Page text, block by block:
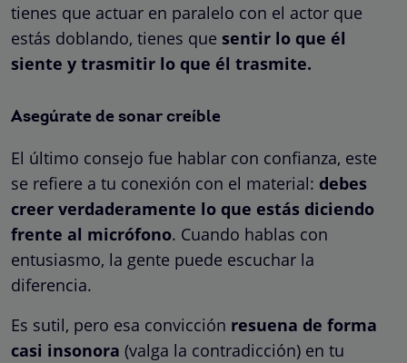
tienes que actuar en paralelo con el actor que
estás doblando, tienes que sentir lo que él
siente y trasmitir lo que él trasmite.
Asegúrate de sonar creíble
El último consejo fue hablar con confianza, este
se refiere a tu conexión con el material: debes
creer verdaderamente lo que estás diciendo
frente al micrófono. Cuando hablas con
entusiasmo, la gente puede escuchar la
diferencia.
Es sutil, pero esa convicción resuena de forma
casi insonora (valga la contradicción) en tu